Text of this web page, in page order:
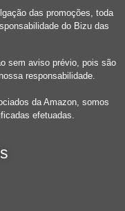
das promoções, toda
do Bizu das
sem aviso prévio, pois são
responsabilidade.
da Amazon, somos
efetuadas.